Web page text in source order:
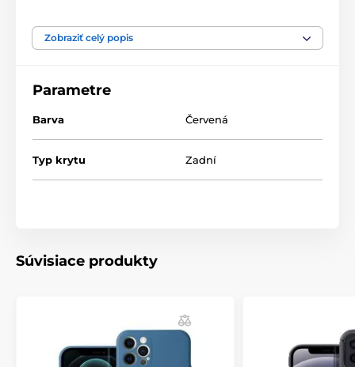
Vonkajšia časť zadnej strany je pokrytá dvoma typmi
prstov. Tieto dve povrchové úpravy sú oddelené
Vnútorná strana puzdra je vyplnená zaujímavým
(polykarbonát), ktorý poskytuje smartfónu účinnú
ochranu.
telefónu v puzdre pohodlné a puzdro sa dokonale
prispôsobí tvaru zariadenia. Puzdro funguje s
Puzdro má potrebné výrezy na porty a reliéfy na
tlačidlá, ktoré uľahčujú prácu so smartfónom.
Zobraziť celý popis
Parametre
Barva Červená
Typ krytu Zadní
Súvisiace produkty